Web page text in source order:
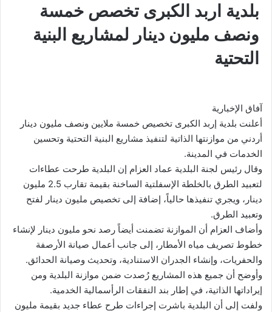
بلدية اربد الكبرى تخصص خمسة
ونصف مليون دينار لمشاريع البنية
التحتية
آفاق الإخبارية
أعلنت بلدية إربد الكبرى تخصيص خمسة ملايين ونصف مليون دينار
أردني من موازنتها الذاتية لتنفيذ مشاريع البنية التحتية وتحسين
الخدمات في المدينة.
وقال رئيس لجنة البلدية عماد العزام إن البلدية طرحت عطاءات
لتعبيد الطرق بالخلطة الإسفلتية الساخنة بقيمة تقارب 2.5 مليون
دينار، ويجري تنفيذها حالياً، إضافة إلى تخصيص مليون دينار لفتح
وتعبيد الطرق.
وأضاف العزام أن الموازنة تضمنت أيضاً رصد نحو مليون دينار لإنشاء
خطوط تصريف مياه الأمطار، إلى جانب أعمال صيانة الأرصفة
والحفريات، وإنشاء الجدران الاستنادية، وتحديث وصيانة الحدائق.
وأوضح أن جميع هذه المشاريع رُصدت ضمن موازنة البلدية ومن
إيراداتها الذاتية، في إطار بند النفقات الرأسمالية الخدمية.
ولفت إلى أن البلدية باشرت إجراءات طرح عطاء جديد بقيمة مليون